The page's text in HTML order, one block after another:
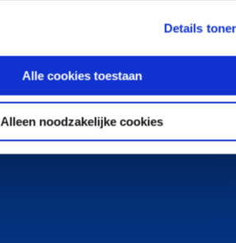
Details
Alle cookies toestaan
Alleen noodzakelijke cookies